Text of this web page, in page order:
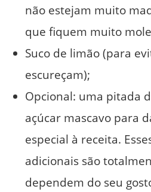
não estejam muito
que fiquem muito
Suco de limão (para
escureçam);
Opcional: uma pitada
açúcar mascavo para
especial à receita.
adicionais são
dependem do seu